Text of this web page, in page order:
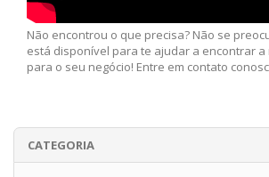
Não encontrou o que precisa? Não se
está disponível para te ajudar a encontrar a
para o seu negócio! Entre em contato
CATEGORIA